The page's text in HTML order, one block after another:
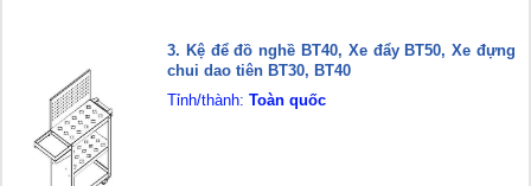
3. Kệ để đồ nghề BT40, Xe đẩy BT50, Xe đựng
chui dao tiên BT30, BT40
Tỉnh/thành: Toàn quốc